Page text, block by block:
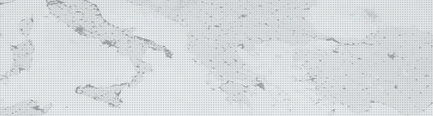
©2004 - 2026 APLUS ·POLITYKA PRYWATNOŚCI·WARUNKI UŻYTKOWANIA·MAPA STRONY